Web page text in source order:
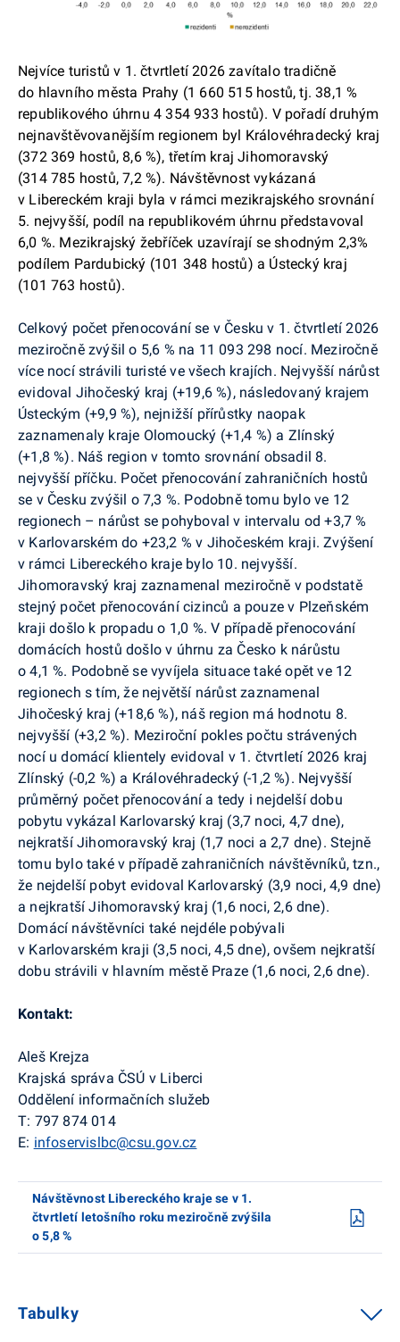
Nejvíce turistů v 1. čtvrtletí 2026 zavítalo tradičně
do hlavního města Prahy (1 660 515 hostů, tj. 38,1 %
republikového úhrnu 4 354 933 hostů). V pořadí druhým
nejnavštěvovanějším regionem byl Královéhradecký kraj
(372 369 hostů, 8,6 %), třetím kraj Jihomoravský
(314 785 hostů, 7,2 %). Návštěvnost vykázaná
v Libereckém kraji byla v rámci mezikrajského srovnání
5. nejvyšší, podíl na republikovém úhrnu představoval
6,0 %. Mezikrajský žebříček uzavírají se shodným 2,3%
podílem Pardubický (101 348 hostů) a Ústecký kraj
(101 763 hostů).
Celkový počet přenocování se v Česku v 1. čtvrtletí 2026
meziročně zvýšil o 5,6 % na 11 093 298 nocí. Meziročně
více nocí strávili turisté ve všech krajích. Nejvyšší nárůst
evidoval Jihočeský kraj (+19,6 %), následovaný krajem
Ústeckým (+9,9 %), nejnižší přírůstky naopak
zaznamenaly kraje Olomoucký (+1,4 %) a Zlínský
(+1,8 %). Náš region v tomto srovnání obsadil 8.
nejvyšší příčku. Počet přenocování zahraničních hostů
se v Česku zvýšil o 7,3 %. Podobně tomu bylo ve 12
regionech – nárůst se pohyboval v intervalu od +3,7 %
v Karlovarském do +23,2 % v Jihočeském kraji. Zvýšení
v rámci Libereckého kraje bylo 10. nejvyšší.
Jihomoravský kraj zaznamenal meziročně v podstatě
stejný počet přenocování cizinců a pouze v Plzeňském
kraji došlo k propadu o 1,0 %. V případě přenocování
domácích hostů došlo v úhrnu za Česko k nárůstu
o 4,1 %. Podobně se vyvíjela situace také opět ve 12
regionech s tím, že největší nárůst zaznamenal
Jihočeský kraj (+18,6 %), náš region má hodnotu 8.
nejvyšší (+3,2 %). Meziroční pokles počtu strávených
nocí u domácí klientely evidoval v 1. čtvrtletí 2026 kraj
Zlínský (-0,2 %) a Královéhradecký (-1,2 %). Nejvyšší
průměrný počet přenocování a tedy i nejdelší dobu
pobytu vykázal Karlovarský kraj (3,7 noci, 4,7 dne),
nejkratší Jihomoravský kraj (1,7 noci a 2,7 dne). Stejně
tomu bylo také v případě zahraničních návštěvníků, tzn.,
že nejdelší pobyt evidoval Karlovarský (3,9 noci, 4,9 dne)
a nejkratší Jihomoravský kraj (1,6 noci, 2,6 dne).
Domácí návštěvníci také nejdéle pobývali
v Karlovarském kraji (3,5 noci, 4,5 dne), ovšem nejkratší
dobu strávili v hlavním městě Praze (1,6 noci, 2,6 dne).
Kontakt:
Aleš Krejza
Krajská správa ČSÚ v Liberci
Oddělení informačních služeb
T: 797 874 014
E: infoservislbc@csu.gov.cz
Návštěvnost Libereckého kraje se v 1.
čtvrtletí letošního roku meziročně zvýšila
o 5,8 %
Tabulky